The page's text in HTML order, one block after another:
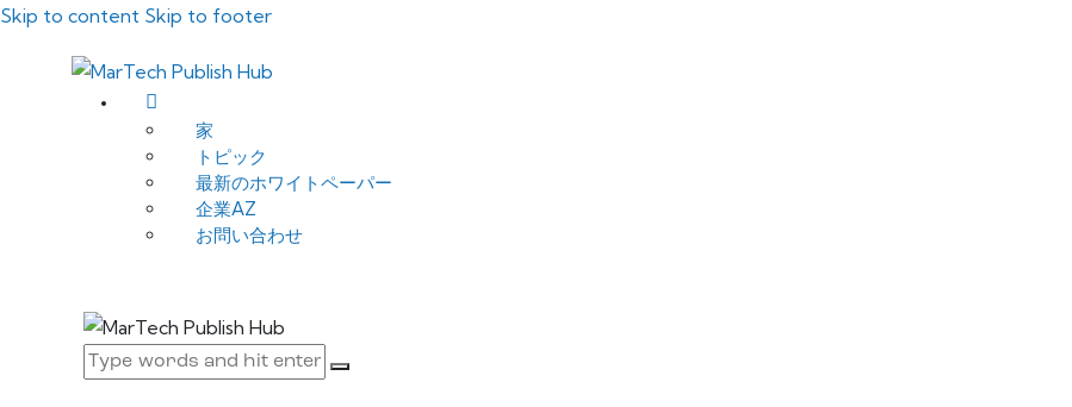
Skip to content Skip to footer
家
トピック
最新のホワイトペーパー
企業AZ
お問い合わせ